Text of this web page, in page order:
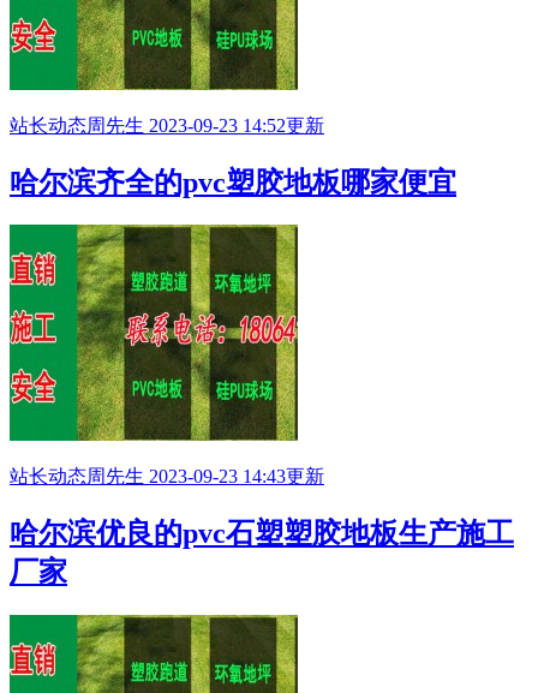
站长动态周先生 2023-09-23 14:52更新
哈尔滨齐全的pvc塑胶地板哪家便宜
站长动态周先生 2023-09-23 14:43更新
哈尔滨优良的pvc石塑塑胶地板生产施工
厂家